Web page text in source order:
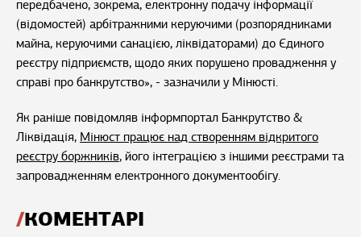
передбачено, зокрема, електронну подачу інформації
(відомостей) арбітражними керуючими (розпорядниками
майна, керуючими санацією, ліквідаторами) до Єдиного
реєстру підприємств, щодо яких порушено провадження у
справі про банкрутство», - зазначили у Мінюсті.
Як раніше повідомляв інформпортал Банкрутство &
Ліквідація, Мінюст працює над створенням відкритого
реєстру боржників, його інтеграцією з іншими реєстрами та
запровадженням електронного документообігу.
КОМЕНТАРІ